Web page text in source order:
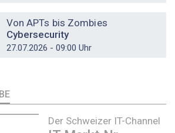
Von APTs bis Zombies
Cybersecurity
27.07.2026 - 09:00 Uhr
Der Schweizer IT-Channel